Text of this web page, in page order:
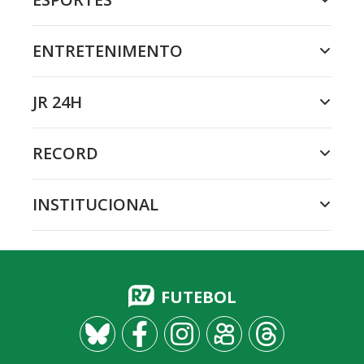
ENTRETENIMENTO
JR 24H
RECORD
INSTITUCIONAL
FUTEBOL